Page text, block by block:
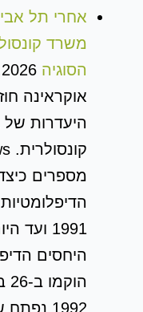
אחרי תל
משרד
הסוגיה
אוקראינה
מספרים
1991
היחסים
1992